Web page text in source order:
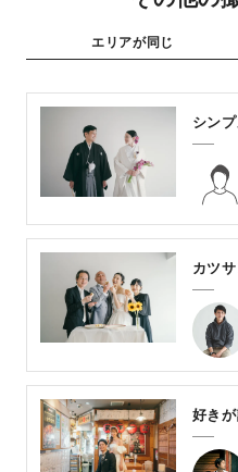
エリアが同じ
シン
カツ
好き